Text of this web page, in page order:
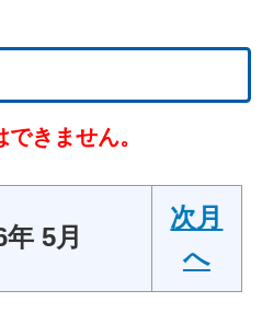
きません。
5月
次月
へ